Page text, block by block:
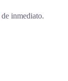
de inmediato.